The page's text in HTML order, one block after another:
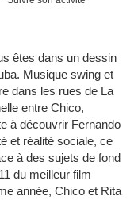
êtes dans un dessin
Musique swing et
dans les rues de La
entre Chico,
à découvrir Fernando
et réalité sociale, ce
à des sujets de fond
du meilleur film
année, Chico et Rita